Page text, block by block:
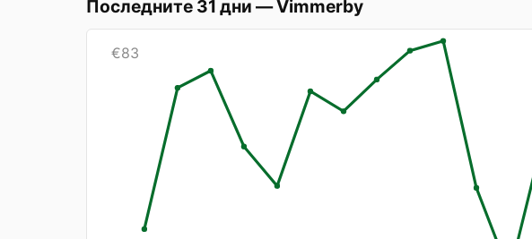
Последните 31 дни —Vimmerby
€83